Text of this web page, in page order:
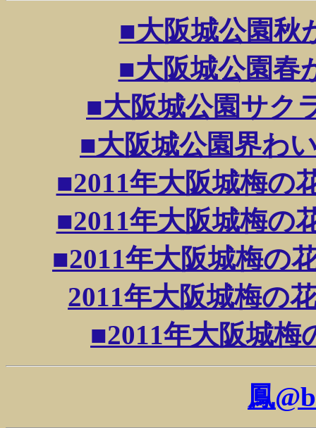
■大阪城公園秋
■大阪城公園春
■大阪城公園サク
■大阪城公園界わ
■2011年大阪城梅の
■2011年大阪城梅の
■2011年大阪城梅の
2011年大阪城梅の
■2011年大阪城梅
鳳